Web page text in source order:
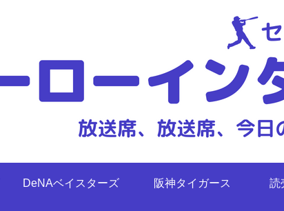
DeNAベイスターズ 阪神タイガース 読